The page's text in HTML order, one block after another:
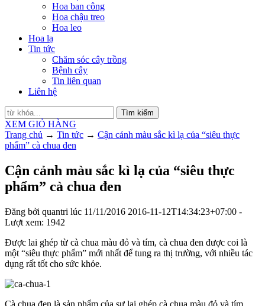
Hoa ban công
Hoa chậu treo
Hoa leo
Hoa lạ
Tin tức
Chăm sóc cây trồng
Bệnh cây
Tin liên quan
Liên hệ
Tìm kiếm
XEM GIỎ HÀNG
Trang chủ → Tin tức → Cận cảnh màu sắc kì lạ của “siêu thực
phẩm” cà chua đen
Cận cảnh màu sắc kì lạ của “siêu thực
phẩm” cà chua đen
Đăng bởi quantri lúc 11/11/2016 2016-11-12T14:34:23+07:00 -
Lượt xem: 1942
Được lai ghép từ cà chua màu đỏ và tím, cà chua đen được coi là
một “siêu thực phẩm” mới nhất để tung ra thị trường, với nhiều tác
dụng rất tốt cho sức khỏe.
Cà chua đen là sản phẩm của sự lai ghép cà chua màu đỏ và tím.